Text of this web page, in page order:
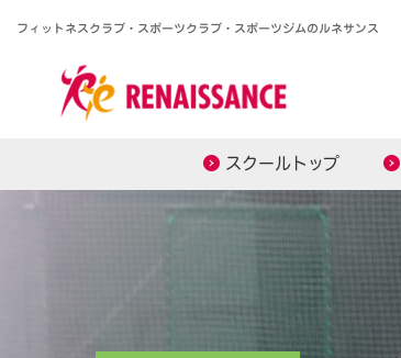
フィットネスクラブ・スポーツクラブ・ スポーツジムのルネサンス
スクールトップ